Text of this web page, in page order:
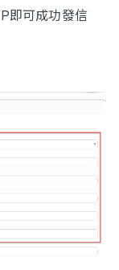
即可成功發信